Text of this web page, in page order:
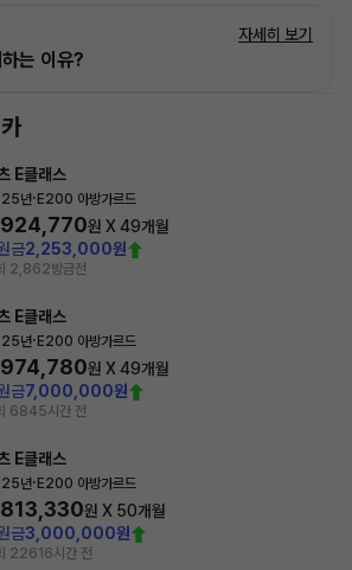
는 이유?
자세히 보기
E클래스
년· E200 아방가르드
924,770원 X49개월
금2,253,000원
2,862방금전
E클래스
년· E200 아방가르드
974,780원 X49개월
금7,000,000원
6845시간 전
E클래스
년· E200 아방가르드
813,330원 X 50개월
금3,000,000원
22616시간 전